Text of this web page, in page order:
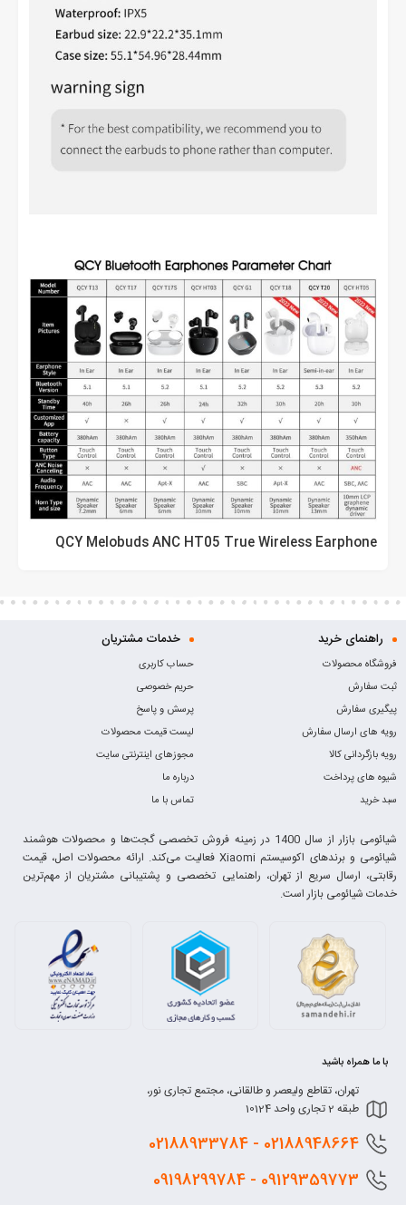
QCY Melobuds ANC HT05 True Wireless Earphone
راهنمای خرید
فروشگاه محصولات
ثبت سفارش
پیگیری سفارش
رویه های ارسال سفارش
رویه بازگردانی کالا
شیوه های پرداخت
سبد خرید
خدمات مشتریان
حساب کاربری
حریم خصوصی
پرسش و پاسخ
لیست قیمت محصولات
مجوزهای اینترنتی سایت
درباره ما
تماس با ما
شیائومی بازار از سال 1400 در زمینه فروش تخصصی گجت‌ها و محصولات هوشمند
شیائومی و برندهای اکوسیستم Xiaomi فعالیت می‌کند. ارائه محصولات اصل، قیمت
رقابتی، ارسال سریع از تهران، راهنمایی تخصصی و پشتیبانی مشتریان از مهم‌ترین
خدمات شیائومی بازار است.
با ما همراه باشید
تهران، تقاطع ولیعصر و طالقانی، مجتمع تجاری نور،
طبقه 2 تجاری واحد 10124
02188948664 - 02188933784
09129359773 - 09198299784